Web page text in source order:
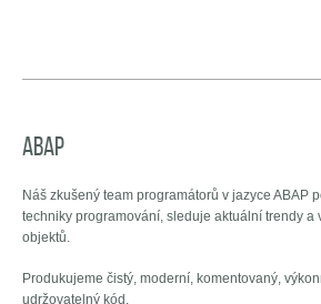
ABAP
Náš zkušený team programátorů v jazyce ABAP
techniky programování, sleduje aktuální trendy a
objektů.
Produkujeme čistý, moderní, komentovaný,
udržovatelný kód.